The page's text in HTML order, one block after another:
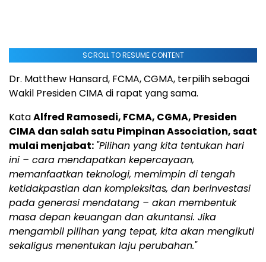
SCROLL TO RESUME CONTENT
Dr. Matthew Hansard, FCMA, CGMA, terpilih sebagai
Wakil Presiden CIMA di rapat yang sama.
KataAlfred Ramosedi, FCMA, CGMA, Presiden
CIMA dan salah satu Pimpinan Association, saat
mulai menjabat: "Pilihan yang kita tentukan hari
ini – cara mendapatkan kepercayaan,
memanfaatkan teknologi, memimpin di tengah
ketidakpastian dan kompleksitas, dan berinvestasi
pada generasi mendatang – akan membentuk
masa depan keuangan dan akuntansi. Jika
mengambil pilihan yang tepat, kita akan mengikuti
sekaligus menentukan laju perubahan."